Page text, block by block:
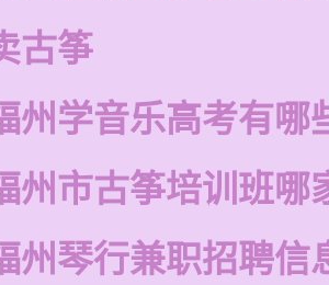
古筝
州学音乐高考有哪
州市古筝培训班哪
州琴行兼职招聘信